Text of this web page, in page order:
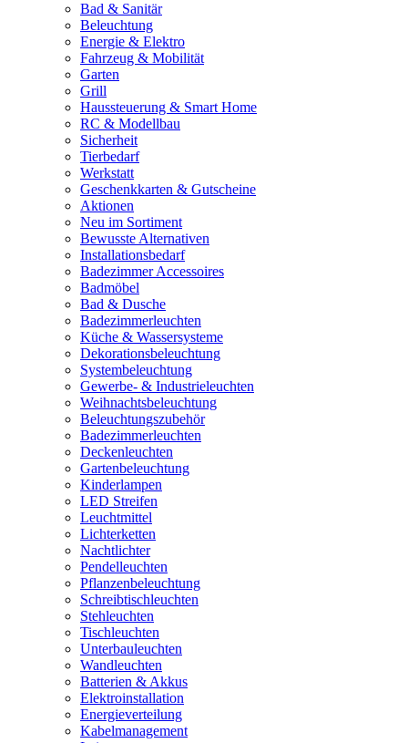
Bad & Sanitär
Beleuchtung
Energie & Elektro
Fahrzeug & Mobilität
Garten
Grill
Haussteuerung & Smart Home
RC & Modellbau
Sicherheit
Tierbedarf
Werkstatt
Geschenkkarten & Gutscheine
Aktionen
Neu im Sortiment
Bewusste Alternativen
Installationsbedarf
Badezimmer Accessoires
Badmöbel
Bad & Dusche
Badezimmerleuchten
Küche & Wassersysteme
Dekorationsbeleuchtung
Systembeleuchtung
Gewerbe- & Industrieleuchten
Weihnachtsbeleuchtung
Beleuchtungszubehör
Badezimmerleuchten
Deckenleuchten
Gartenbeleuchtung
Kinderlampen
LED Streifen
Leuchtmittel
Lichterketten
Nachtlichter
Pendelleuchten
Pflanzenbeleuchtung
Schreibtischleuchten
Stehleuchten
Tischleuchten
Unterbauleuchten
Wandleuchten
Batterien & Akkus
Elektroinstallation
Energieverteilung
Kabelmanagement